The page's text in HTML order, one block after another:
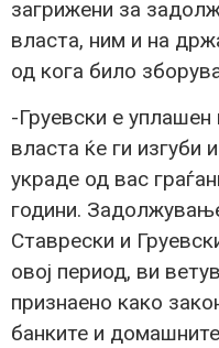
загрижени за
власта, ним и на
од кога било
-Груевски е уплашен
власта ќе ги изгуби
украде од вас
години.
Ставрески и
овој период, ви
признаено како
банките и